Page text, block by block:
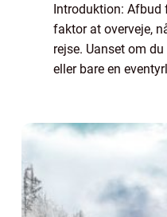
Introduktion: Afbud
faktor at overveje,
rejse. Uanset om
eller bare en